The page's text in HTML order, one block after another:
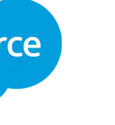
von Verstößen für IT-
Breach Prediction"
zu
die
Vorfälle für IT-
Prognosen schwerer
Verwenden Sie die
Geschäft zu